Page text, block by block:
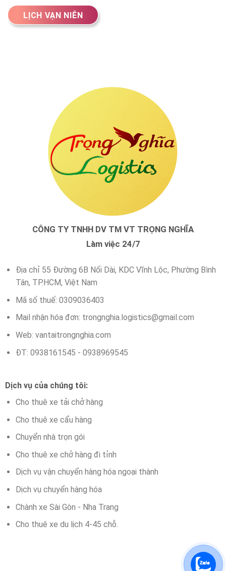
LỊCH VẠN NIÊN
CÔNG TY TNHH DV TM VT TRỌNG NGHĨA
Làm việc 24/7
Địa chỉ 55 Đường 6B Nối Dài, KDC Vĩnh Lộc, Phường Bình
Tân, TP.HCM, Việt Nam
Mã số thuế: 0309036403
Mail nhận hóa đơn: trongnghia.logistics@gmail.com
Web: vantaitrongnghia.com
ĐT: 0938161545 - 0938969545
Dịch vụ của chúng tôi:
Cho thuê xe tải chở hàng
Cho thuê xe cẩu hàng
Chuyển nhà trọn gói
Cho thuê xe chở hàng đi tỉnh
Dịch vụ vận chuyển hàng hóa ngoại thành
Dịch vụ chuyển hàng hóa
Chành xe Sài Gòn - Nha Trang
Cho thuê xe du lịch 4-45 chỗ.